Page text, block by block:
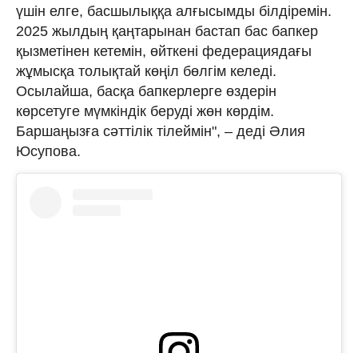
үшін елге, басшылыққа алғысымды білдіремін.
2025 жылдың қаңтарынан бастап бас бапкер
қызметінен кетемін, өйткені федерациядағы
жұмысқа толықтай көңіл бөлгім келеді.
Осылайша, басқа бапкерлерге өздерін
көрсетуге мүмкіндік беруді жөн көрдім.
Баршаңызға сәттілік тілеймін", – деді Әлия
Юсупова.